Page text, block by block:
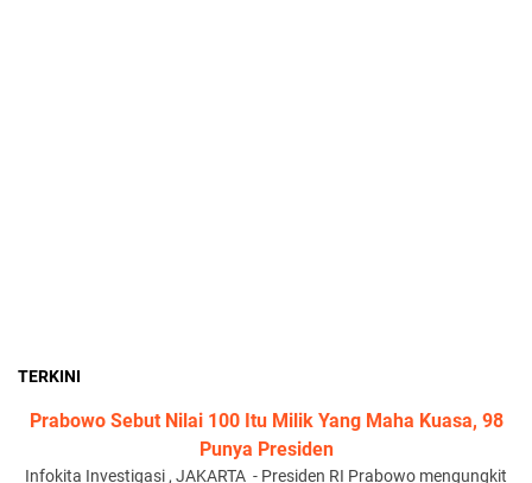
TERKINI
Prabowo Sebut Nilai 100 Itu Milik Yang Maha Kuasa, 98
Punya Presiden
Infokita Investigasi , JAKARTA - Presiden RI Prabowo mengungkit